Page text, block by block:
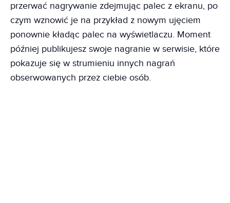
przerwać nagrywanie zdejmując palec z ekranu, po
czym wznowić je na przykład z nowym ujęciem
ponownie kładąc palec na wyświetlaczu. Moment
później publikujesz swoje nagranie w serwisie, które
pokazuje się w strumieniu innych nagrań
obserwowanych przez ciebie osób.